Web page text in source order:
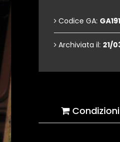
Codice GA:
Archiviata il: 21/